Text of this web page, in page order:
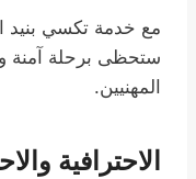
مع خدمة تكسي بنيد
ستحظى برحلة آمنة
المهنيين.
الاحترافية